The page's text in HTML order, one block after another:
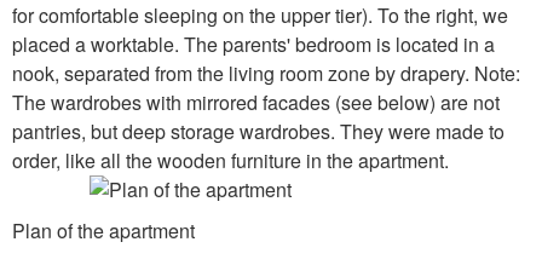
for comfortable sleeping on the upper tier). To the right, we
placed a worktable. The parents' bedroom is located in a
nook, separated from the living room zone by drapery. Note:
The wardrobes with mirrored facades (see below) are not
pantries, but deep storage wardrobes. They were made to
order, like all the wooden furniture in the apartment.
Plan of the apartment